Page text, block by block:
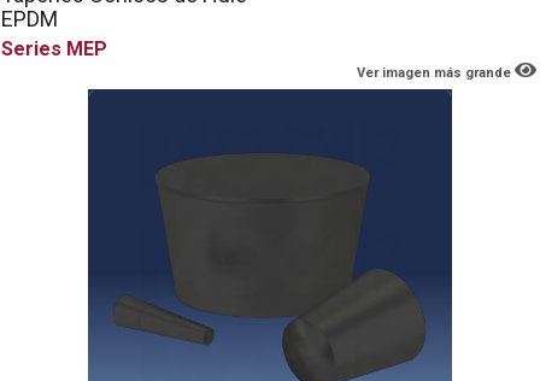
EPDM
MEP
Ver imagen más grande